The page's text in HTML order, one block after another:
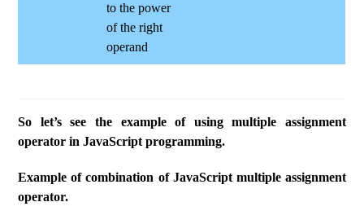
to the power
of the right
operand
So let’s see the example of using multiple assignment
operator in JavaScript programming.
Example of combination of JavaScript multiple assignment
operator.